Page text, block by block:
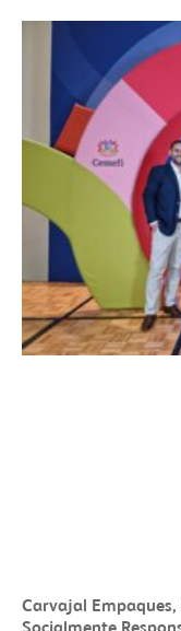
Carvajal